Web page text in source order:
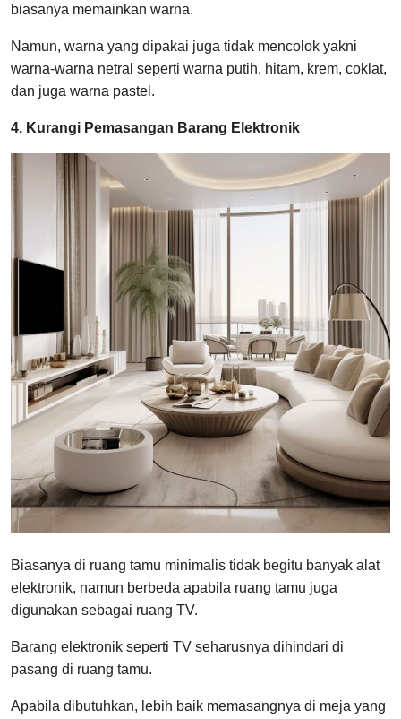
biasanya memainkan warna.
Namun, warna yang dipakai juga tidak mencolok yakni
warna-warna netral seperti warna putih, hitam, krem, coklat,
dan juga warna pastel.
4. Kurangi Pemasangan Barang Elektronik
Biasanya di ruang tamu minimalis tidak begitu banyak alat
elektronik, namun berbeda apabila ruang tamu juga
digunakan sebagai ruang TV.
Barang elektronik seperti TV seharusnya dihindari di
pasang di ruang tamu.
Apabila dibutuhkan, lebih baik memasangnya di meja yang